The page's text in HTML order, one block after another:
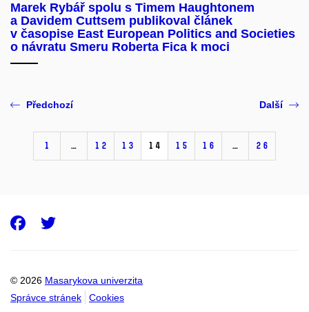
Marek Rybář spolu s Timem Haughtonem
a Davidem Cuttsem publikoval článek
v časopise East European Politics and Societies
o návratu Smeru Roberta Fica k moci
Předchozí
1 … 12 13 14 15 16 … 26
Další
© 2026 Masarykova univerzita
Správce stránek
Cookies
Facebook
Twitter